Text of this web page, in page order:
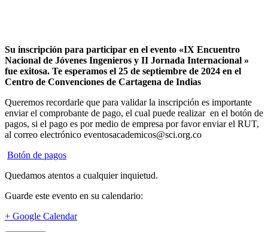
Su inscripción para participar en el evento «IX Encuentro
Nacional de Jóvenes Ingenieros y II Jornada Internacional »
fue exitosa. Te esperamos el 25 de septiembre de 2024 en el
Centro de Convenciones de Cartagena de Indias
Queremos recordarle que para validar la inscripción es importante
enviar el comprobante de pago, el cual puede realizar en el botón de
pagos, si el pago es por medio de empresa por favor enviar el RUT,
al correo electrónico eventosacademicos@sci.org.co
Botón de pagos
Quedamos atentos a cualquier inquietud.
Guarde este evento en su calendario:
+ Google Calendar